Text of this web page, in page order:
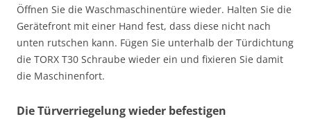
Öffnen Sie die Waschmaschinentüre wieder. Halten Sie die
Gerätefront mit einer Hand fest, dass diese nicht nach
unten rutschen kann. Fügen Sie unterhalb der Türdichtung
die TORX T30 Schraube wieder ein und fixieren Sie damit
die Maschinenfort.
Die Türverriegelung wieder befestigen